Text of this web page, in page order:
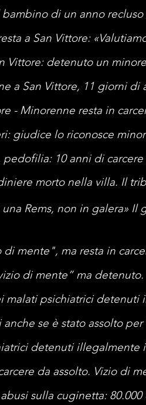
bambino di un anno
a San Vittore:
Vittore: detenuto un
a San Vittore, 11 giorni di
- Minorenne resta in
giudice lo riconosce
pedofilia: 10 anni di
morto nella villa. Il
Rems, non in galera» Il
di mente", ma resta in
di mente” ma
malati psichiatrici detenuti
anche se è stato assolto
detenuti illegalmente
da assolto. Vizio di
sulla cuginetta: 80.000